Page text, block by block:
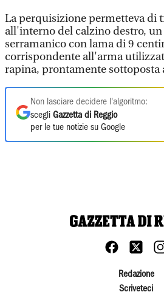
La perquisizione permetteva di
all'interno del calzino destro,
serramanico con lama di 9
corrispondente all'arma
rapina, prontamente sottoposta
Non lasciare decidere l'algoritmo:
scegli Gazzetta di Reggio
per le tue notizie su Google
Redazione
Scriveteci